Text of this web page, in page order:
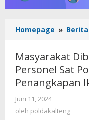
Homepage » Berita
Masyarakat
Personel Sat
Penangkapan
Juni 11, 2024
oleh poldakalteng